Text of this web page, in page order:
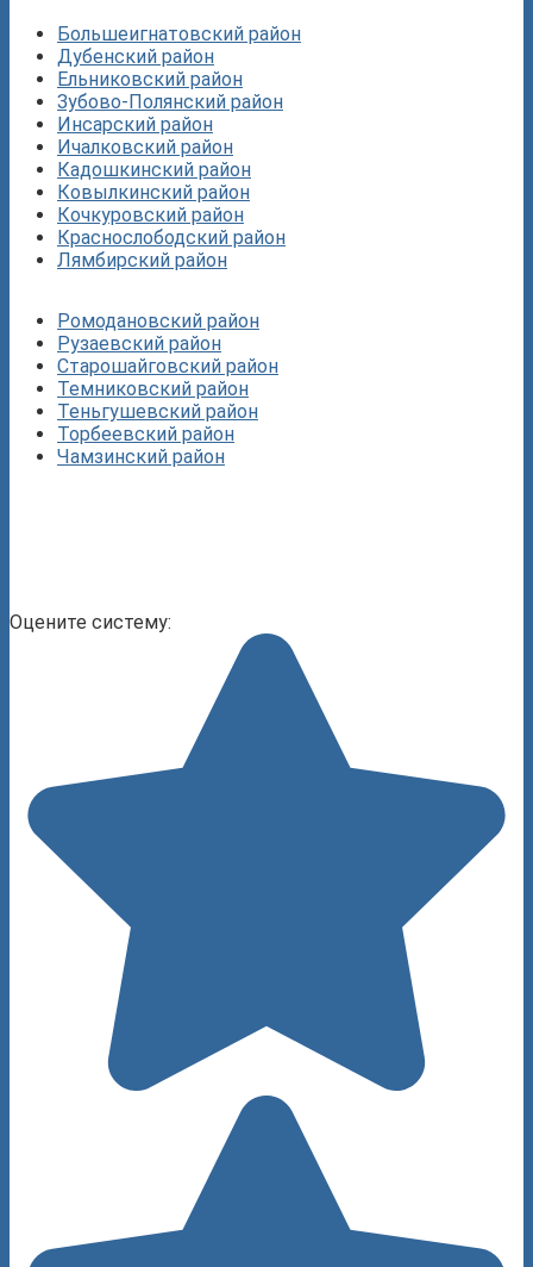
Большеигнатовский район
Дубенский район
Ельниковский район
Зубово-Полянский район
Инсарский район
Ичалковский район
Кадошкинский район
Ковылкинский район
Кочкуровский район
Краснослободский район
Лямбирский район
Ромодановский район
Рузаевский район
Старошайговский район
Темниковский район
Теньгушевский район
Торбеевский район
Чамзинский район
Оцените систему: